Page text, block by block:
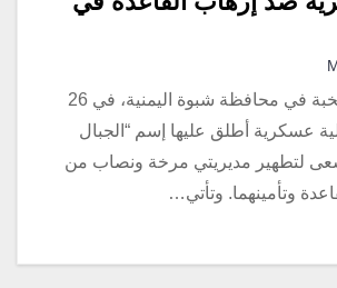
أطلقت قوات النخبة في محافظة شبوة اليمنية، في 26
عسكرية أطلق عليها إسم “الجبال
لتطهير مديريتي مرخة ونصاب من
وتأمينهما. وتأتي…